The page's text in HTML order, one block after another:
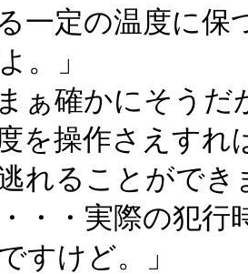
一定の温度に保
。」
ぁ確かにそうだ
を操作さえす
れることができ
・・実際の犯行
すけど。」